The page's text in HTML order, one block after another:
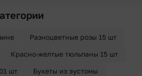
Разноцветные розы 15 шт
Красно-желтые тюльпаны 15 шт
шт Букеты из эустомы